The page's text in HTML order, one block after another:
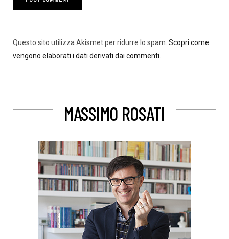
Questo sito utilizza Akismet per ridurre lo spam. Scopri come
vengono elaborati i dati derivati dai commenti
MASSIMO ROSATI